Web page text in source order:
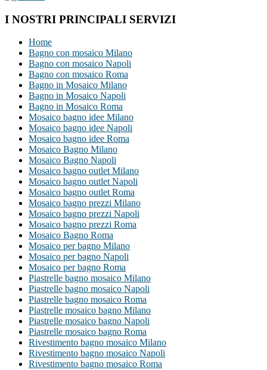
I NOSTRI PRINCIPALI SERVIZI
Home
Bagno con mosaico Milano
Bagno con mosaico Napoli
Bagno con mosaico Roma
Bagno in Mosaico Milano
Bagno in Mosaico Napoli
Bagno in Mosaico Roma
Mosaico bagno idee Milano
Mosaico bagno idee Napoli
Mosaico bagno idee Roma
Mosaico Bagno Milano
Mosaico Bagno Napoli
Mosaico bagno outlet Milano
Mosaico bagno outlet Napoli
Mosaico bagno outlet Roma
Mosaico bagno prezzi Milano
Mosaico bagno prezzi Napoli
Mosaico bagno prezzi Roma
Mosaico Bagno Roma
Mosaico per bagno Milano
Mosaico per bagno Napoli
Mosaico per bagno Roma
Piastrelle bagno mosaico Milano
Piastrelle bagno mosaico Napoli
Piastrelle bagno mosaico Roma
Piastrelle mosaico bagno Milano
Piastrelle mosaico bagno Napoli
Piastrelle mosaico bagno Roma
Rivestimento bagno mosaico Milano
Rivestimento bagno mosaico Napoli
Rivestimento bagno mosaico Roma